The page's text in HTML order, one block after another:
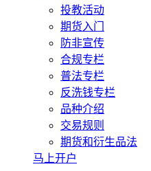
投教活动
期货入门
防非宣传
合规专栏
普法专栏
反洗钱专栏
品种介绍
交易规则
期货和衍生品法
马上开户